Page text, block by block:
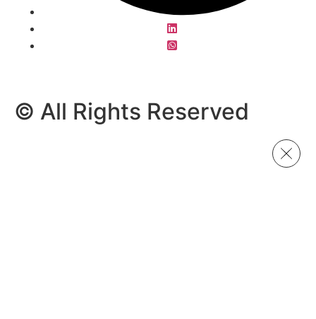
© All Rights Reserved